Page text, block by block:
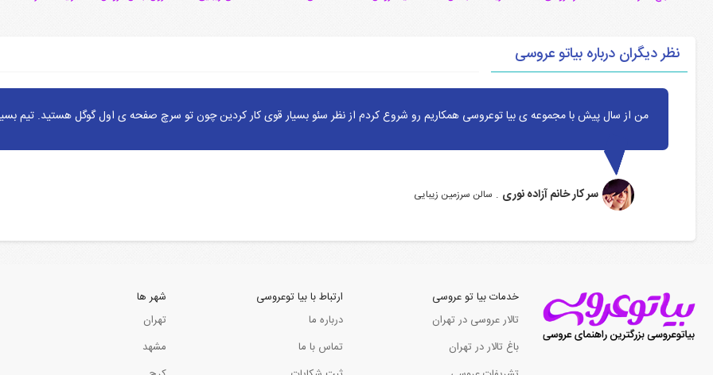
نظر دیگران درباره بیاتو عروسی
من از سال پیش با مجموعه ی بیا توعروسی همکاریم رو شروع کردم از نظر سئو بسیار قوی کار کردین چون تو سرچ صفحه ی اول گوگل هستید. تیم
سر کار خانم آزاده نوری . سالن سرزمین زیبایی
خدمات بیا تو عروسی
تالار عروسی در تهران
باغ تالار در تهران
ارتباط با بیا توعروسی
درباره ما
تماس با ما
شهر ها
تهران
مشهد